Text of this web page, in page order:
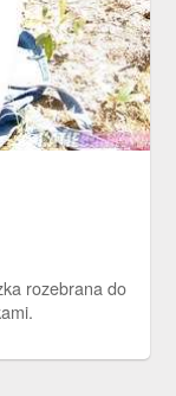
rozebrana do